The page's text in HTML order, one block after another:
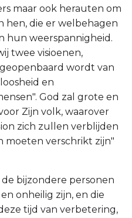
maar ook herauten om
hen, die er welbehagen
hun weerspannigheid.
twee visioenen,
wordt van
en
God zal grote en
Zijn volk, waarover
zich zullen verblijden
moeten verschrikt zijn"
bijzondere personen
onheilig zijn, en die
tijd van verbetering,